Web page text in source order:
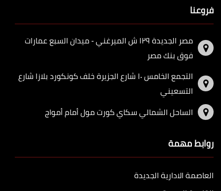
فروعنا
مصر الجديدة ١٢٩ ش الميرغني - ميدان السبع عمارات
فوق بنك مصر
التجمع الخامس ١٠ شارع الجزيرة خلف كونكورد بلازا شارع
التسعيني
الساحل الشمالي سكاي كورت مول أمام أمواج
روابط مهمة
العاصمة الادارية الجديدة